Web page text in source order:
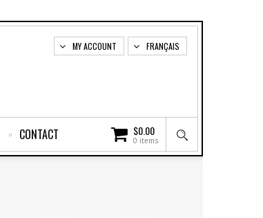
FRANÇAIS
MY ACCOUNT
$0.00
0 items
CONTACT